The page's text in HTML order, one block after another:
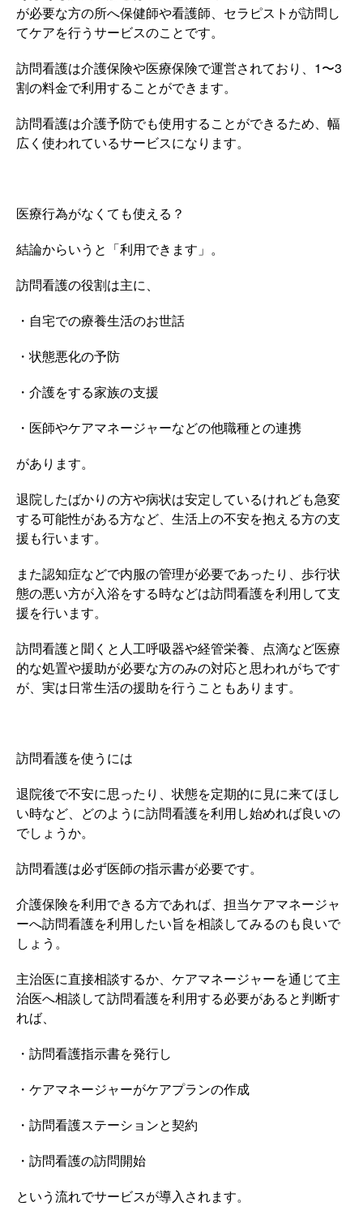
が必要な方の所へ保健師や看護師、セラピストが訪問し
てケアを行うサービスのことです。
訪問看護は介護保険や医療保険で運営されており、1〜3
割の料金で利用することができます。
訪問看護は介護予防でも使用することができるため、幅
広く使われているサービスになります。
医療行為がなくても使える？
結論からいうと「利用できます」。
訪問看護の役割は主に、
・自宅での療養生活のお世話
・状態悪化の予防
・介護をする家族の支援
・医師やケアマネージャーなどの他職種との連携
があります。
退院したばかりの方や病状は安定しているけれども急変
する可能性がある方など、生活上の不安を抱える方の支
援も行います。
また認知症などで内服の管理が必要であったり、歩行状
態の悪い方が入浴をする時などは訪問看護を利用して支
援を行います。
訪問看護と聞くと人工呼吸器や経管栄養、点滴など医療
的な処置や援助が必要な方のみの対応と思われがちです
が、実は日常生活の援助を行うこともあります。
訪問看護を使うには
退院後で不安に思ったり、状態を定期的に見に来てほし
い時など、どのように訪問看護を利用し始めれば良いの
でしょうか。
訪問看護は必ず医師の指示書が必要です。
介護保険を利用できる方であれば、担当ケアマネージャ
ーへ訪問看護を利用したい旨を相談してみるのも良いで
しょう。
主治医に直接相談するか、ケアマネージャーを通じて主
治医へ相談して訪問看護を利用する必要があると判断す
れば、
・訪問看護指示書を発行し
・ケアマネージャーがケアプランの作成
・訪問看護ステーションと契約
・訪問看護の訪問開始
という流れでサービスが導入されます。